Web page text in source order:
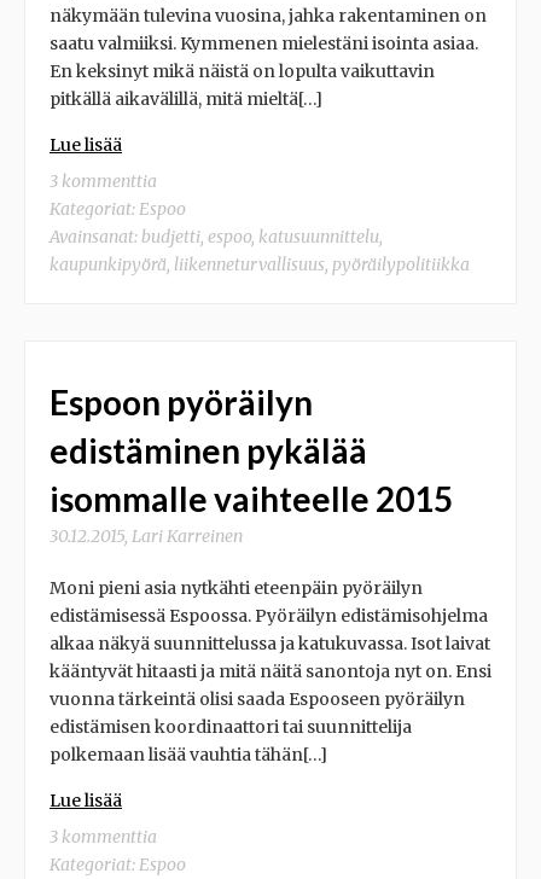
näkymään tulevina vuosina, jahka rakentaminen on
saatu valmiiksi. Kymmenen mielestäni isointa asiaa.
En keksinyt mikä näistä on lopulta vaikuttavin
pitkällä aikavälillä, mitä mieltä[…]
Lue lisää
3 kommenttia
Kategoriat: Espoo
Avainsanat: budjetti espoo katusuunnittelu
kaupunkipyörä liikenneturvallisuus pyöräilypolitiikka
Espoon pyöräilyn
edistäminen pykälää
isommalle vaihteelle 2015
30.12.2015 Lari Karreinen
Moni pieni asia nytkähti eteenpäin pyöräilyn
edistämisessä Espoossa. Pyöräilyn edistämisohjelma
alkaa näkyä suunnittelussa ja katukuvassa. Isot laivat
kääntyvät hitaasti ja mitä näitä sanontoja nyt on. Ensi
vuonna tärkeintä olisi saada Espooseen pyöräilyn
edistämisen koordinaattori tai suunnittelija
polkemaan lisää vauhtia tähän[…]
Lue lisää
3 kommenttia
Kategoriat: Espoo